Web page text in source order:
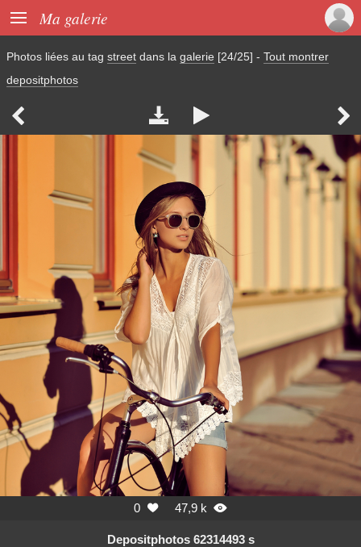
 Ma galerie
Photos liées au tag street dans la galerie [24/25] - Tout montrer
depositphotos
   
0  47,9 k 
Depositphotos 62314493 s